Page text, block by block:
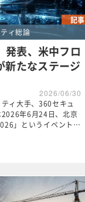
記事
ィ総論
発表、米中フロ
新たなステージ
2026/06/30
ィ大手、360セキュ
年6月24日、北京
」というイベント…